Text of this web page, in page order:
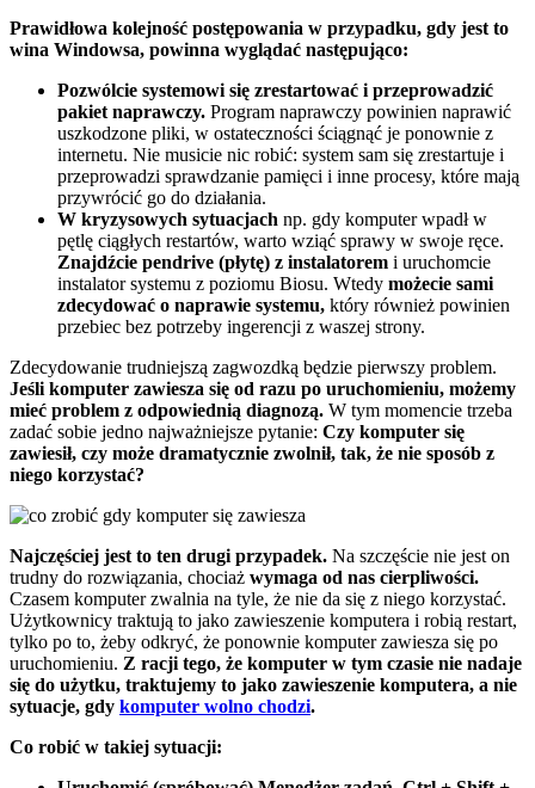
Prawidłowa kolejność postępowania w przypadku, gdy jest to
wina Windowsa, powinna wyglądać następująco:
Pozwólcie systemowi się zrestartować i przeprowadzić
pakiet naprawczy. Program naprawczy powinien naprawić
uszkodzone pliki, w ostateczności ściągnąć je ponownie z
internetu. Nie musicie nic robić: system sam się zrestartuje i
przeprowadzi sprawdzanie pamięci i inne procesy, które mają
przywrócić go do działania.
W kryzysowych sytuacjach np. gdy komputer wpadł w
pętlę ciągłych restartów, warto wziąć sprawy w swoje ręce.
Znajdźcie pendrive (płytę) z instalatorem i uruchomcie
instalator systemu z poziomu Biosu. Wtedy możecie sami
zdecydować o naprawie systemu, który również powinien
przebiec bez potrzeby ingerencji z waszej strony.
Zdecydowanie trudniejszą zagwozdką będzie pierwszy problem.
Jeśli komputer zawiesza się od razu po uruchomieniu, możemy
mieć problem z odpowiednią diagnozą. W tym momencie trzeba
zadać sobie jedno najważniejsze pytanie: Czy komputer się
zawiesił, czy może dramatycznie zwolnił, tak, że nie sposób z
niego korzystać?
Najczęściej jest to ten drugi przypadek. Na szczęście nie jest on
trudny do rozwiązania, chociaż wymaga od nas cierpliwości.
Czasem komputer zwalnia na tyle, że nie da się z niego korzystać.
Użytkownicy traktują to jako zawieszenie komputera i robią restart,
tylko po to, żeby odkryć, że ponownie komputer zawiesza się po
uruchomieniu. Z racji tego, że komputer w tym czasie nie nadaje
się do użytku, traktujemy to jako zawieszenie komputera, a nie
sytuacje, gdy komputer wolno chodzi.
Co robić w takiej sytuacji: